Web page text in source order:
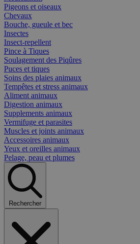
Pigeons et oiseaux
Chevaux
Bouche, gueule et bec
Insectes
Insect-repellent
Pince à Tiques
Soulagement des Piqûres
Puces et tiques
Soins des plaies animaux
Tempêtes et stress animaux
Aliment animaux
Digestion animaux
Supplements animaux
Vermifuge et parasites
Muscles et joints animaux
Accessoires animaux
Yeux et oreilles animaux
Pelage, peau et plumes
Rechercher